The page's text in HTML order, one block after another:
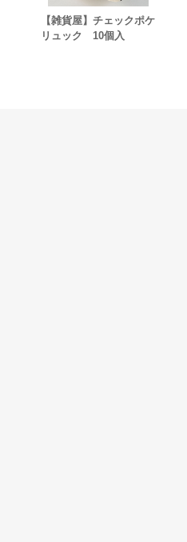
【雑貨屋】チェックポケ
リュック 10個入